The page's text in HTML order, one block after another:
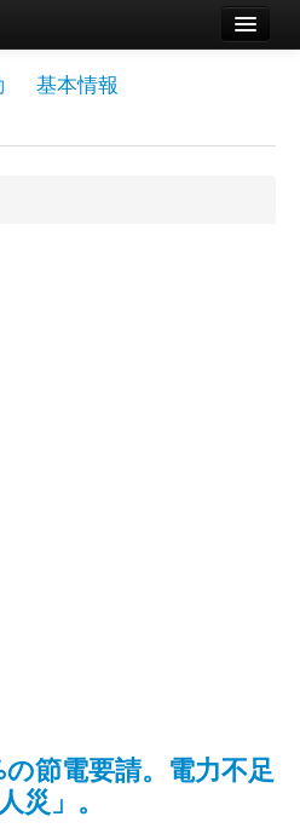
基本情報
節電要請。電力不足
災」。